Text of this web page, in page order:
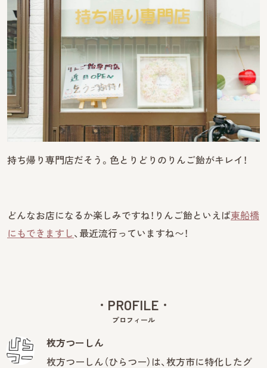
持ち帰り専門店だそう。色とりどりのりんご飴がキレイ！
どんなお店になるか楽しみですね！りんご飴といえば東船橋
にもできますし 、最近流行っていますね〜！
PROFILE
プロフィール
枚方つーしん
枚方つーしん（ひらつー）は、枚方市に特化したグ